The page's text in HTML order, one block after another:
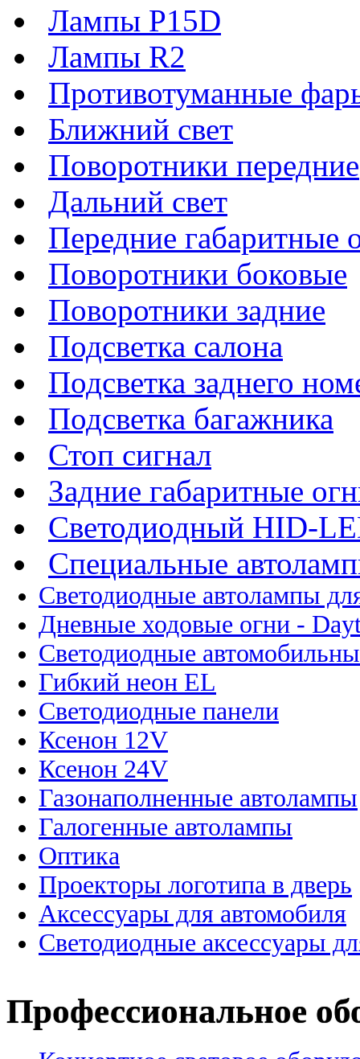
Лампы P15D
Лампы R2
Противотуманные
Ближний свет
Поворотники передние
Дальний свет
Передние габаритные
Поворотники боковые
Поворотники задние
Подсветка салона
Подсветка заднего
Подсветка багажника
Стоп сигнал
Задние габаритные
Светодиодный HID-
Специальные
Светодиодные автолампы
Дневные ходовые огни -
Светодиодные
Гибкий неон EL
Светодиодные панели
Ксенон 12V
Ксенон 24V
Газонаполненные автолампы
Галогенные автолампы
Оптика
Проекторы логотипа в дверь
Аксессуары для автомобиля
Светодиодные аксессуары
Профессиональное